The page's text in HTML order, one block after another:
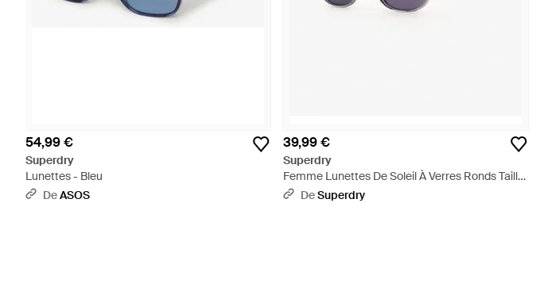
54,99 €
Superdry
Lunettes - Bleu
DeASOS
39,99 €
Superdry
Femme Lunettes De Soleil À Verres Ronds Taille:
1Taille - Bleu
DeSuperdry